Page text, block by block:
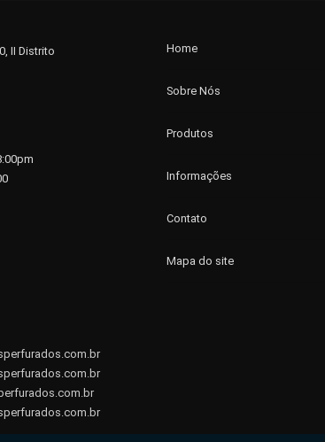
II Distrito
Home
Sobre Nós
Produtos
Informações
Contato
Mapa do site